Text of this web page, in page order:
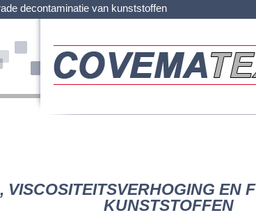
decontaminatie van kunststoffen
EN
KUNSTSTOFFEN